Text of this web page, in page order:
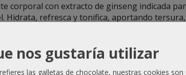
corporal con extracto de ginseng indicada
Hidrata, refresca y tonifica, aportando
ligera y no grasa, está indicada para hidratar
nos gustaría utilizar
las galletas de chocolate, nuestras cookies son